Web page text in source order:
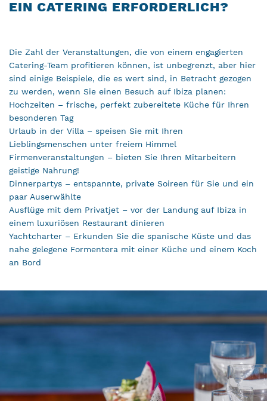
EIN CATERING ERFORDERLICH?
Die Zahl der Veranstaltungen, die von einem engagierten
Catering-Team profitieren können, ist unbegrenzt, aber hier
sind einige Beispiele, die es wert sind, in Betracht gezogen
zu werden, wenn Sie einen Besuch auf Ibiza planen:
Hochzeiten – frische, perfekt zubereitete Küche für Ihren
besonderen Tag
Urlaub in der Villa – speisen Sie mit Ihren
Lieblingsmenschen unter freiem Himmel
Firmenveranstaltungen – bieten Sie Ihren Mitarbeitern
geistige Nahrung!
Dinnerpartys – entspannte, private Soireen für Sie und ein
paar Auserwählte
Ausflüge mit dem Privatjet – vor der Landung auf Ibiza in
einem luxuriösen Restaurant dinieren
Yachtcharter – Erkunden Sie die spanische Küste und das
nahe gelegene Formentera mit einer Küche und einem Koch
an Bord